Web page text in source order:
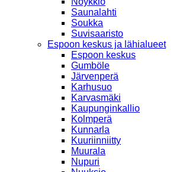
Saunalahti
Soukka
Suvisaaristo
Espoon keskus ja lähialueet
Espoon keskus
Gumböle
Järvenperä
Karhusuo
Karvasmäki
Kaupunginkallio
Kolmperä
Kunnarla
Kuuriinniitty
Muurala
Nupuri